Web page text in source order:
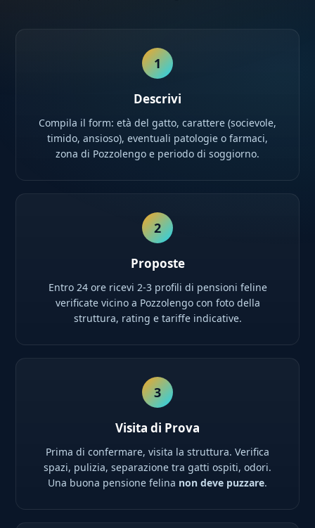
1
Descrivi
Compila il form: età del gatto, carattere (socievole,
timido, ansioso), eventuali patologie o farmaci,
zona di Pozzolengo e periodo di soggiorno.
2
Proposte
Entro 24 ore ricevi 2-3 profili di pensioni feline
verificate vicino a Pozzolengo con foto della
struttura, rating e tariffe indicative.
3
Visita di Prova
Prima di confermare, visita la struttura. Verifica
spazi, pulizia, separazione tra gatti ospiti, odori.
Una buona pensione felina non deve puzzare.